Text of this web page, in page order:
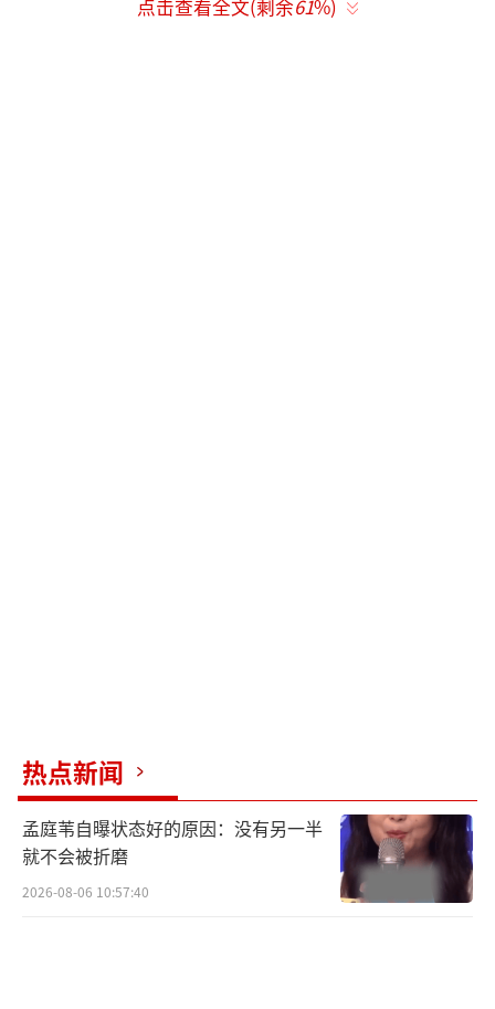
不需要靠热搜和话题来证明自己，红毯上走一
圈，就是最好的回应。
53岁，十年沉淀，银灰水墨，从容归来。
李冰冰这一波操作不仅拉满了期待值，也给内
点击查看全文(剩余61%)
热点新闻
孟庭苇自曝状态好的原因：没有另一半
就不会被折磨
2026-08-06 10:57:40